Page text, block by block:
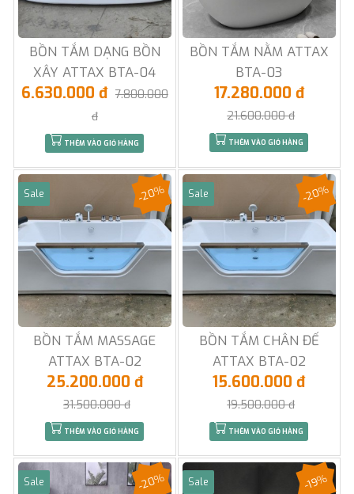
BỒN TẮM DẠNG BỒN
XÂY ATTAX BTA-04
6.630.000 đ 7.800.000
đ
THÊM VÀO GIỎ HÀNG
BỒN TẮM NẰM ATTAX
BTA-03
17.280.000 đ
21.600.000 đ
THÊM VÀO GIỎ HÀNG
Sale
BỒN TẮM MASSAGE
ATTAX BTA-02
-20%
25.200.000 đ
31.500.000 đ
THÊM VÀO GIỎ HÀNG
Sale
BỒN TẮM CHÂN ĐẾ
ATTAX BTA-02
-20%
15.600.000 đ
19.500.000 đ
THÊM VÀO GIỎ HÀNG
Sale -20% Sale -19%